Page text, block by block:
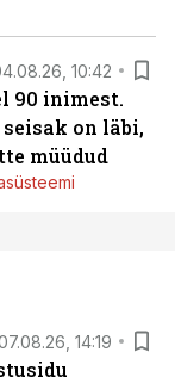
10:42
90 inimest.
on läbi,
müüdud
14:19